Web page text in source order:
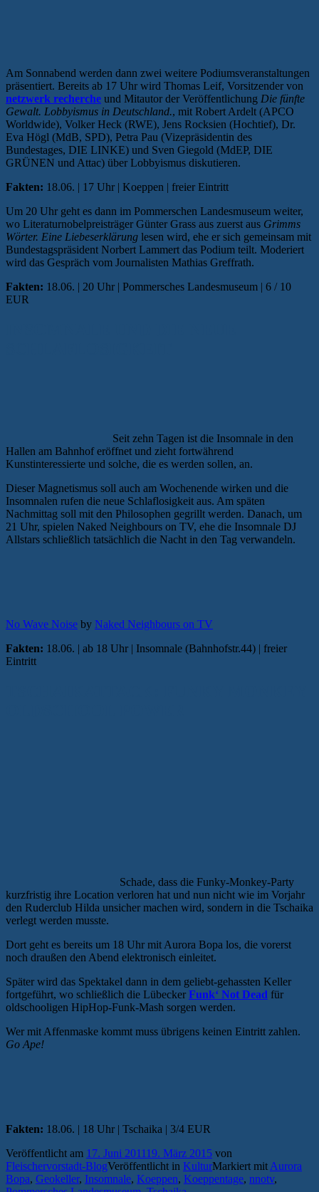
Am Sonnabend werden dann zwei weitere Podiumsveranstaltungen
präsentiert. Bereits ab 17 Uhr wird Thomas Leif, Vorsitzender von
netzwerk recherche und Mitautor der Veröffentlichung Die fünfte
Gewalt. Lobbyismus in Deutschland., mit Robert Ardelt (APCO
Worldwide), Volker Heck (RWE), Jens Rocksien (Hochtief), Dr.
Eva Högl (MdB, SPD), Petra Pau (Vizepräsidentin des
Bundestages, DIE LINKE) und Sven Giegold (MdEP, DIE
GRÜNEN und Attac) über Lobbyismus diskutieren.
Fakten: 18.06. | 17 Uhr | Koeppen | freier Eintritt
Um 20 Uhr geht es dann im Pommerschen Landesmuseum weiter,
wo Literaturnobelpreisträger Günter Grass aus zuerst aus Grimms
Wörter. Eine Liebeserklärung lesen wird, ehe er sich gemeinsam mit
Bundestagspräsident Norbert Lammert das Podium teilt. Moderiert
wird das Gespräch vom Journalisten Mathias Greffrath.
Fakten: 18.06. | 20 Uhr | Pommersches Landesmuseum | 6 / 10
EUR
Seit zehn Tagen ist die Insomnale in den
Hallen am Bahnhof eröffnet und zieht fortwährend
Kunstinteressierte und solche, die es werden sollen, an.
Dieser Magnetismus soll auch am Wochenende wirken und die
Insomnalen rufen die neue Schlaflosigkeit aus. Am späten
Nachmittag soll mit den Philosophen gegrillt werden. Danach, um
21 Uhr, spielen Naked Neighbours on TV, ehe die Insomnale DJ
Allstars schließlich tatsächlich die Nacht in den Tag verwandeln.
No Wave Noise by Naked Neighbours on TV
Fakten: 18.06. | ab 18 Uhr | Insomnale (Bahnhofstr.44) | freier
Eintritt
Schade, dass die Funky-Monkey-Party
kurzfristig ihre Location verloren hat und nun nicht wie im Vorjahr
den Ruderclub Hilda unsicher machen wird, sondern in die Tschaika
verlegt werden musste.
Dort geht es bereits um 18 Uhr mit Aurora Bopa los, die vorerst
noch draußen den Abend elektronisch einleitet.
Später wird das Spektakel dann in dem geliebt-gehassten Keller
fortgeführt, wo schließlich die Lübecker Funk‘ Not Dead für
oldschooligen HipHop-Funk-Mash sorgen werden.
Wer mit Affenmaske kommt muss übrigens keinen Eintritt zahlen.
Go Ape!
Fakten: 18.06. | 18 Uhr | Tschaika | 3/4 EUR
Veröffentlicht am 17. Juni 201119. März 2015 von
Fleischervorstadt-BlogVeröffentlicht in KulturMarkiert mit Aurora
Bopa, Geokeller, Insomnale, Koeppen, Koeppentage, nnotv,